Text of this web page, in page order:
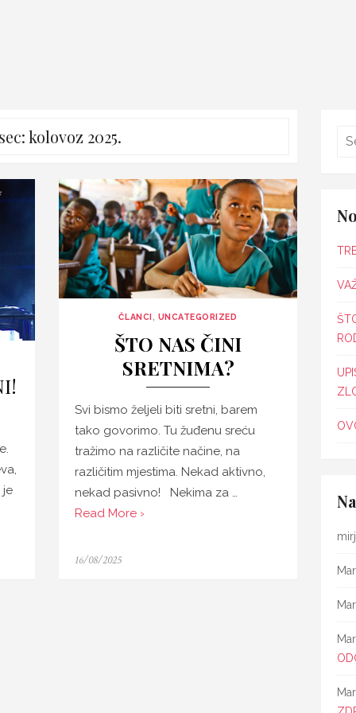
kolovoz 2025.
je
ČLANCI, UNCATEGORIZED
ŠTO NAS ČINI
SRETNIMA?
Svi bismo željeli biti sretni, barem
tako govorimo. Tu žuđenu sreću
tražimo na različite načine, na
različitim mjestima. Nekad aktivno,
nekad pasivno! Nekima za …
Read More ›
Posted
16/08/2025